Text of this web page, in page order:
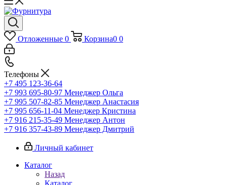
Отложенные 0 Корзина0 0
Телефоны
+7 495 123-36-64
+7 993 695-80-97 Менеджер Ольга
+7 995 507-82-85 Менеджер Анастасия
+7 995 656-11-04 Менеджер Кристина
+7 916 215-35-49 Менеджер Антон
+7 916 357-43-89 Менеджер Дмитрий
Личный кабинет
Каталог
Назад
Каталог